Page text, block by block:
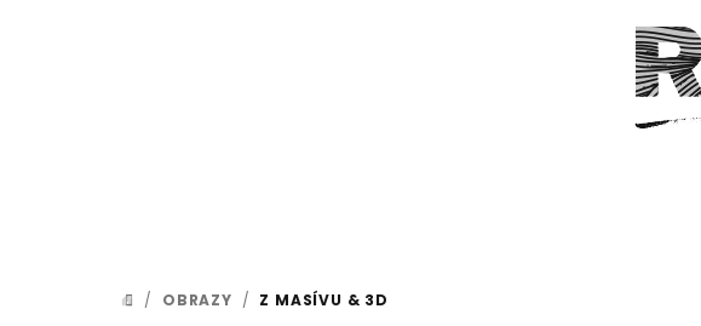
DOMOV
/ OBRAZY / Z MASÍVU & 3D